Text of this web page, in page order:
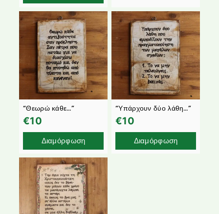
“Θεωρώ κάθε…”
€10
Διαμόρφωση
“Υπάρχουν δύο λάθη…”
€10
Διαμόρφωση